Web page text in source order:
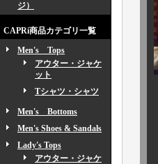
ジ）
CAPRi商品カテゴリ一覧
Men's Tops
アウター・ジャケ
ット
Tシャツ・シャツ
Men's Bottoms
Men's Shoes & Sandals
Lady's Tops
アウター・ジャケ